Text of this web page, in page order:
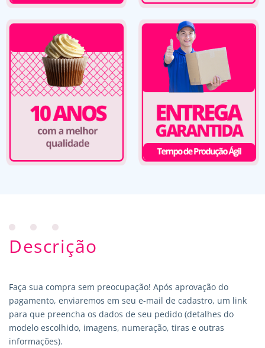
Descrição
Faça sua compra sem preocupação! Após aprovação do
pagamento, enviaremos em seu e-mail de cadastro, um link
para que preencha os dados de seu pedido (detalhes do
modelo escolhido, imagens, numeração, tiras e outras
informações).